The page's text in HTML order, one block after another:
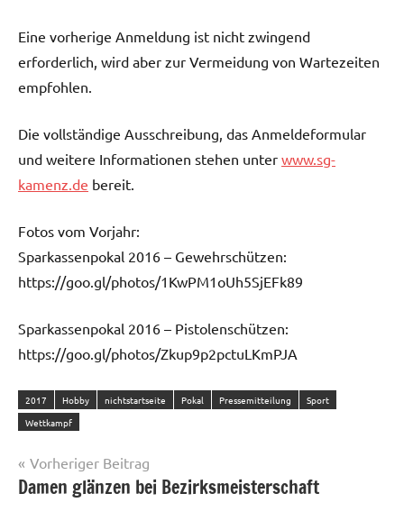
Eine vorherige Anmeldung ist nicht zwingend
erforderlich, wird aber zur Vermeidung von Wartezeiten
empfohlen.
Die vollständige Ausschreibung, das Anmeldeformular
und weitere Informationen stehen unter www.sg-
kamenz.de bereit.
Fotos vom Vorjahr:
Sparkassenpokal 2016 – Gewehrschützen:
https://goo.gl/photos/1KwPM1oUh5SjEFk89
Sparkassenpokal 2016 – Pistolenschützen:
https://goo.gl/photos/Zkup9p2pctuLKmPJA
2017 Hobby nichtstartseite Pokal Pressemitteilung
Sport
Wettkampf
Beitragsnavigation
Vorheriger Beitrag
Damen glänzen bei Bezirksmeisterschaft